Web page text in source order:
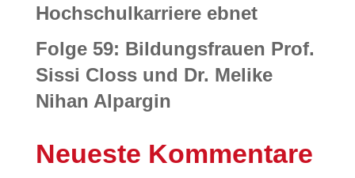
Hochschulkarriere ebnet
Folge 59: Bildungsfrauen Prof.
Sissi Closs und Dr. Melike
Nihan Alpargin
Neueste Kommentare